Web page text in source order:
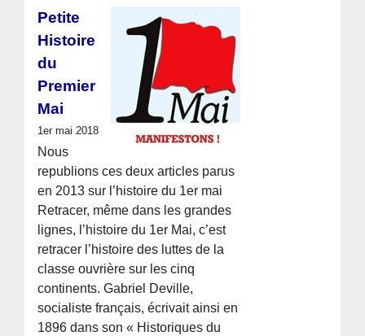
Petite
Histoire
du
Premier
Mai
1er mai 2018
Nous
republions ces deux articles parus
en 2013 sur l’histoire du 1er mai
Retracer, même dans les grandes
lignes, l’histoire du 1er Mai, c’est
retracer l’histoire des luttes de la
classe ouvrière sur les cinq
continents. Gabriel Deville,
socialiste français, écrivait ainsi en
1896 dans son « Historiques du